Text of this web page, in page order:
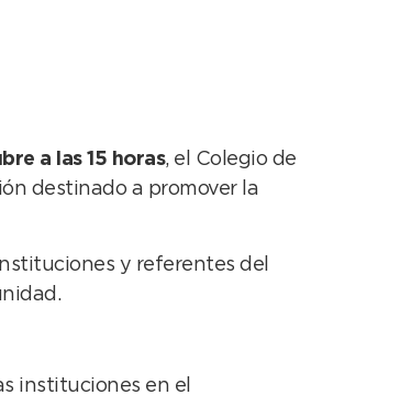
a las 15 horas, el Colegio de
destinado a promover la
y referentes del
instituciones en el